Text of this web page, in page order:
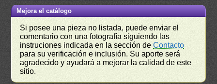
Mejora el catálogo
Si posee una pieza no listada, puede enviar el
comentario con una fotografía siguiendo las
instruciones indicada en la sección deContacto
para su verificación e inclusión. Su aporte será
agradecido y ayudará a mejorar la calidad de este
sitio.